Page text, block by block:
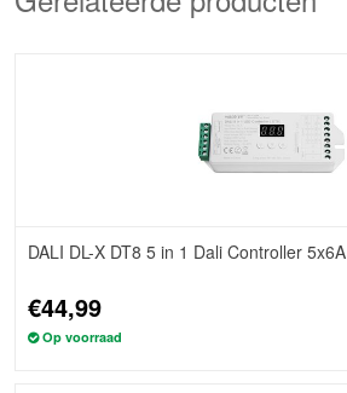
DALI DL-X DT8 5 in 1 Dali Controller 5x6A
€44,99
Op voorraad